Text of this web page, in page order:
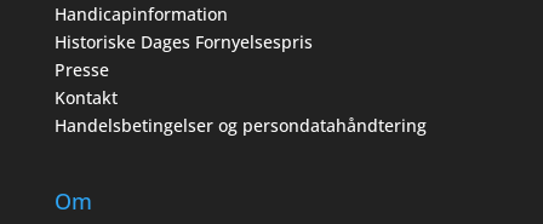
Handicapinformation
Historiske Dages Fornyelsespris
Presse
Kontakt
Handelsbetingelser og persondatahåndtering
Om